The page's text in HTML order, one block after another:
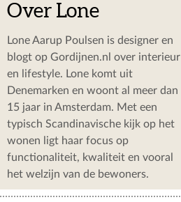
Over Lone
Lone Aarup Poulsen is designer en
blogt op Gordijnen.nl over interieur
en lifestyle. Lone komt uit
Denemarken en woont al meer dan
15 jaar in Amsterdam. Met een
typisch Scandinavische kijk op het
wonen ligt haar focus op
functionaliteit, kwaliteit en vooral
het welzijn van de bewoners.